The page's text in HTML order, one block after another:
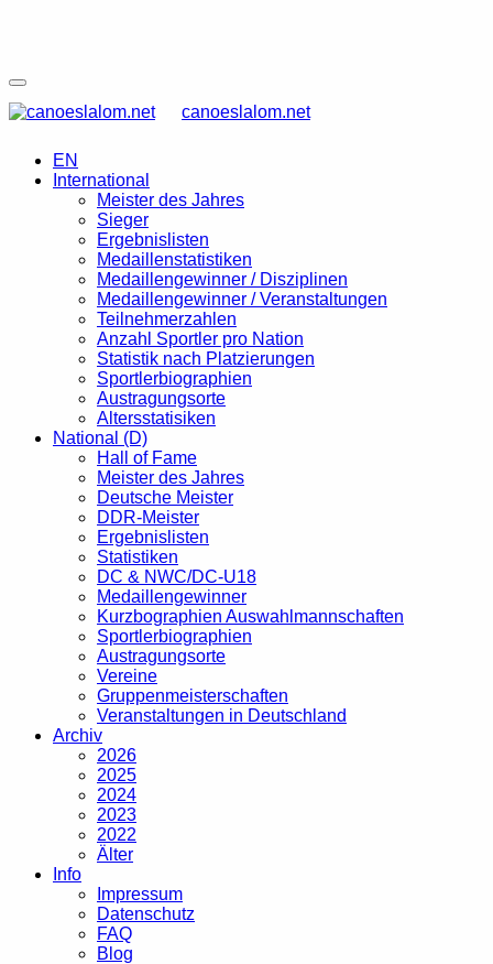
canoeslalom.net
EN
International
Meister des Jahres
Sieger
Ergebnislisten
Medaillenstatistiken
Medaillengewinner / Disziplinen
Medaillengewinner / Veranstaltungen
Teilnehmerzahlen
Anzahl Sportler pro Nation
Statistik nach Platzierungen
Sportlerbiographien
Austragungsorte
Altersstatisiken
National (D)
Hall of Fame
Meister des Jahres
Deutsche Meister
DDR-Meister
Ergebnislisten
Statistiken
DC & NWC/DC-U18
Medaillengewinner
Kurzbographien Auswahlmannschaften
Sportlerbiographien
Austragungsorte
Vereine
Gruppenmeisterschaften
Veranstaltungen in Deutschland
Archiv
2026
2025
2024
2023
2022
Älter
Info
Impressum
Datenschutz
FAQ
Blog